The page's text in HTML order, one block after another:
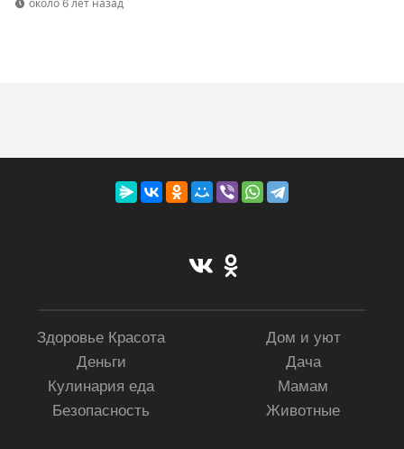
около 6 лет назад
Здоровье Красота
Деньги
Кулинария еда
Безопасность
Дом и уют
Дача
Мамам
Животные